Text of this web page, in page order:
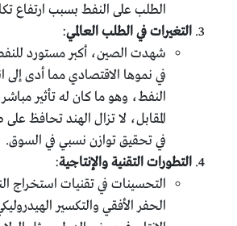
الطلب على النفط بسبب ارتفاع
التغيرات في الطلب العالمي:
شهدت الصين، أكبر مستورد
في نموها الاقتصادي مما أدى
النفط، وهو ما كان له تأثير
المقابل، لا تزال الهند تحافظ
في تحقيق توازن نسبي في السوق.
التطورات التقنية والإنتاجية:
التحسينات في تقنيات استخراج
الحفر الأفقي والتكسير